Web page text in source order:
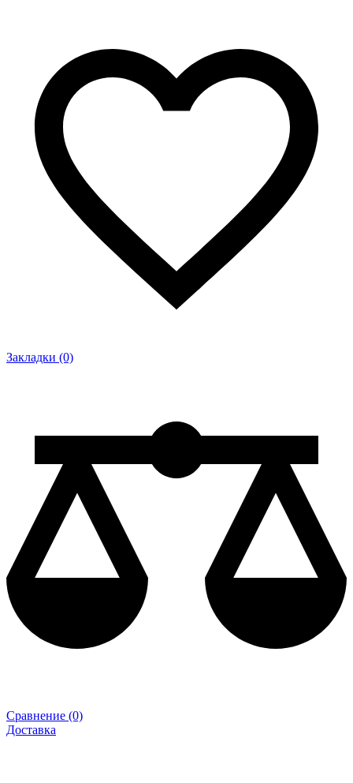
Закладки (0)
Сравнение (0)
Доставка